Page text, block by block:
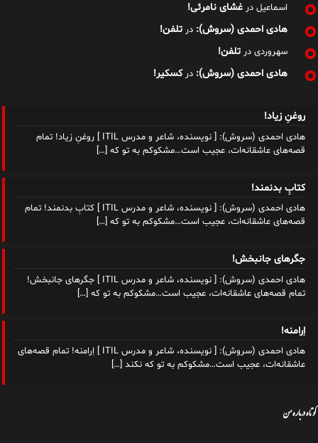
اسماعیل در غشای نامرئی!
هادی احمدی (سروش): در تلفن!
سهروردی در تلفن!
هادی احمدی (سروش): درکسکیر!
روغنِ زیاد!
هادی احمدی (سروش): [ نویسنده، شاعر و مدرس ITIL ] روغنِ زیاد! تمام
قصه‌های عاشقانه‌ات، عجیب است…مشکوکم به تو که […]
کتابِ بدنمند!
هادی احمدی (سروش): [ نویسنده، شاعر و مدرس ITIL ] کتابِ بدنمند! تمام
قصه‌های عاشقانه‌ات، عجیب است…مشکوکم به تو که […]
جگرهای جانبخش!
هادی احمدی (سروش): [ نویسنده، شاعر و مدرس ITIL ] جگرهای جانبخش!
تمام قصه‌های عاشقانه‌ات، عجیب است…مشکوکم به تو که […]
اِرامنه!
هادی احمدی (سروش): [ نویسنده، شاعر و مدرس ITIL ] اِرامنه! تمام قصه‌های
عاشقانه‌ات، عجیب است…مشکوکم به تو که نکند […]
کوتاه درباره من